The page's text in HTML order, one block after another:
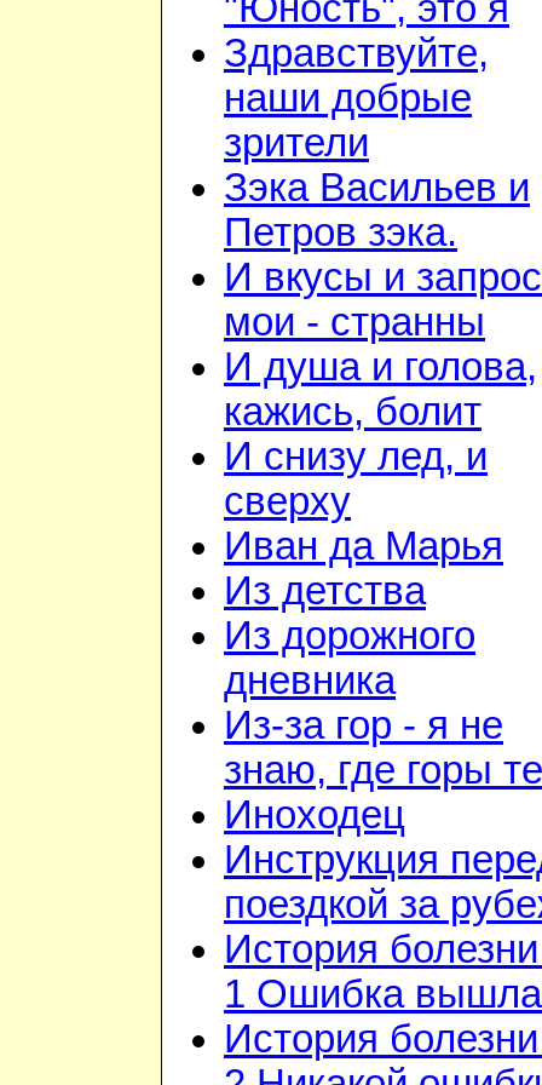
"Юность", это я
Здравствуйте,
наши добрые
зрители
Зэка Васильев и
Петров зэка.
И вкусы и
мои - странны
И душа и голова,
кажись, болит
И снизу лед, и
сверху
Иван да Марья
Из детства
Из дорожного
дневника
Из-за гор - я не
знаю, где горы те
Иноходец
Инструкция
поездкой за
История
1 Ошибка вышла
История